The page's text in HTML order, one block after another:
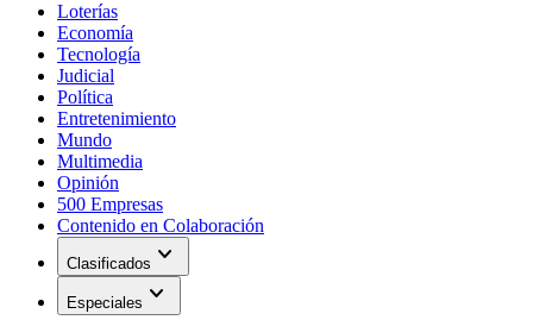
Loterías
Economía
Tecnología
Judicial
Política
Entretenimiento
Mundo
Multimedia
Opinión
500 Empresas
Contenido en Colaboración
Clasificados expand_more
Especiales expand_more